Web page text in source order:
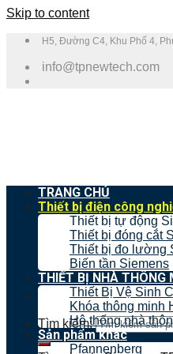
Skip to content
H5, Đường C4, Khu Phố 4,
info@tpnewtech.com
Tìm kiếm:
TRANG CHỦ
Thiết bị điện công
Thiết bị tự động
Thiết bị đóng cắt
Thiết bị đo lường
Biến tần Siemens
THIẾT BỊ NHÀ THÔNG
Thiết Bị Vệ Sinh
Khóa thông minh
Hệ thống nhà
Sản phẩm khác
Pfannenberg